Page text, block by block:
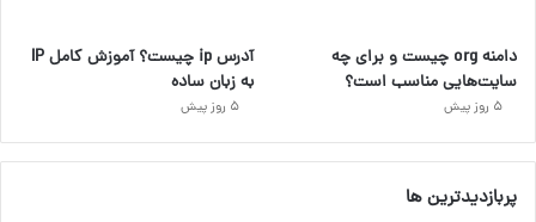
دامنه org چیست و برای چه
سایت‌هایی مناسب است؟
5 روز پیش
آدرس ip چیست؟ آموزش کامل IP
به زبان ساده
5 روز پیش
پربازدیدترین ها